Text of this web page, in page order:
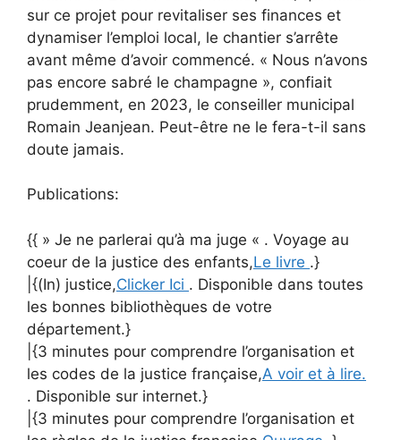
sur ce projet pour revitaliser ses finances et
dynamiser l’emploi local, le chantier s’arrête
avant même d’avoir commencé. « Nous n’avons
pas encore sabré le champagne », confiait
prudemment, en 2023, le conseiller municipal
Romain Jeanjean. Peut-être ne le fera-t-il sans
doute jamais.
Publications:
{{ » Je ne parlerai qu’à ma juge « . Voyage au
coeur de la justice des enfants,Le livre .}
|{(In) justice,Clicker Ici . Disponible dans toutes
les bonnes bibliothèques de votre
département.}
|{3 minutes pour comprendre l’organisation et
les codes de la justice française,A voir et à lire.
. Disponible sur internet.}
|{3 minutes pour comprendre l’organisation et